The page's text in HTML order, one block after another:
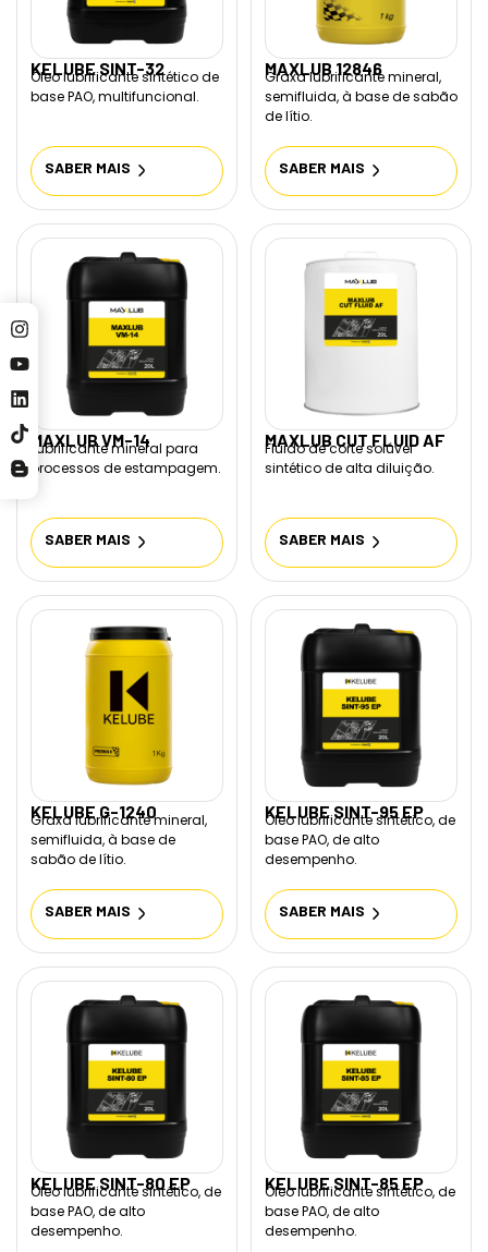
KELUBE SINT-32
Óleo lubrificante sintético de
base PAO, multifuncional.
SABER MAIS
MAXLUB 12846
Graxa lubrificante mineral,
semifluida, à base de sabão
de lítio.
SABER MAIS
MAXLUB VM-14
Lubrificante mineral para
processos de estampagem.
SABER MAIS
MAXLUB CUT FLUID AF
Fluido de corte solúvel
sintético de alta diluição.
SABER MAIS
KELUBE G-1240
Graxa lubrificante mineral,
semifluida, à base de
sabão de lítio.
SABER MAIS
KELUBE SINT-95 EP
Óleo lubrificante sintético, de
base PAO, de alto
desempenho.
SABER MAIS
KELUBE SINT-80 EP
Óleo lubrificante sintético, de
base PAO, de alto
desempenho.
KELUBE SINT-85 EP
Óleo lubrificante sintético, de
base PAO, de alto
desempenho.